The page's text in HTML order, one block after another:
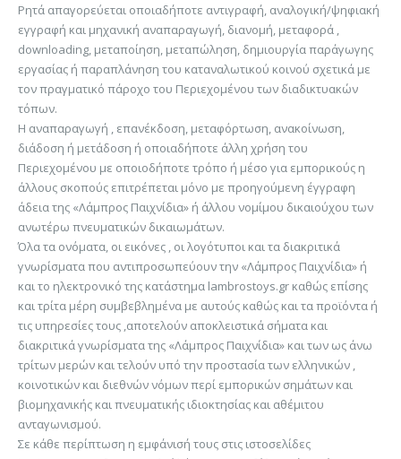
Ρητά απαγορεύεται οποιαδήποτε αντιγραφή, αναλογική/ψηφιακή
εγγραφή και μηχανική αναπαραγωγή, διανομή, μεταφορά ,
downloading, μεταποίηση, μεταπώληση, δημιουργία παράγωγης
εργασίας ή παραπλάνηση του καταναλωτικού κοινού σχετικά με
τον πραγματικό πάροχο του Περιεχομένου των διαδικτυακών
τόπων.
Η αναπαραγωγή , επανέκδοση, μεταφόρτωση, ανακοίνωση,
διάδοση ή μετάδοση ή οποιαδήποτε άλλη χρήση του
Περιεχομένου με οποιοδήποτε τρόπο ή μέσο για εμπορικούς η
άλλους σκοπούς επιτρέπεται μόνο με προηγούμενη έγγραφη
άδεια της «Λάμπρος Παιχνίδια» ή άλλου νομίμου δικαιούχου των
ανωτέρω πνευματικών δικαιωμάτων.
Όλα τα ονόματα, οι εικόνες , οι λογότυποι και τα διακριτικά
γνωρίσματα που αντιπροσωπεύουν την «Λάμπρος Παιχνίδια» ή
και το ηλεκτρονικό της κατάστημα lambrostoys.gr καθώς επίσης
και τρίτα μέρη συμβεβλημένα με αυτούς καθώς και τα προϊόντα ή
τις υπηρεσίες τους ,αποτελούν αποκλειστικά σήματα και
διακριτικά γνωρίσματα της «Λάμπρος Παιχνίδια» και των ως άνω
τρίτων μερών και τελούν υπό την προστασία των ελληνικών ,
κοινοτικών και διεθνών νόμων περί εμπορικών σημάτων και
βιομηχανικής και πνευματικής ιδιοκτησίας και αθέμιτου
ανταγωνισμού.
Σε κάθε περίπτωση η εμφάνισή τους στις ιστοσελίδες